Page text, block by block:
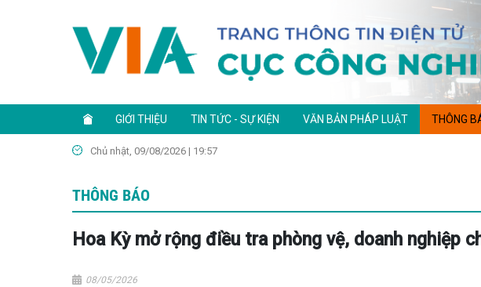
GIỚI THIỆU TIN TỨC - SỰ KIỆN VĂN BẢN PHÁP LUẬT THÔNG
Chủ nhật, 09/08/2026 | 19:57
THÔNG BÁO
Hoa Kỳ mở rộng điều tra phòng vệ, doanh nghiệp
08/05/2026